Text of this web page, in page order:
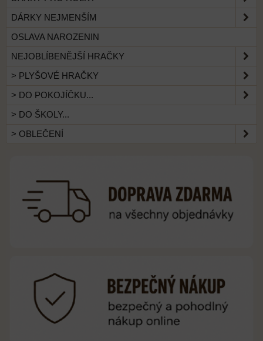
DÁRKY NEJMENŠÍM
OSLAVA NAROZENIN
NEJOBLÍBENĚJŠÍ HRAČKY
> PLYŠOVÉ HRAČKY
> DO POKOJÍČKU...
> DO ŠKOLY...
> OBLEČENÍ